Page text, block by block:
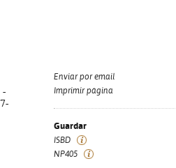
-
Enviar por email
Imprimir página
Guardar
ISBD
NP405